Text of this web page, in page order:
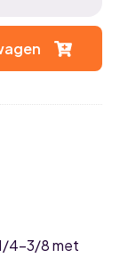
4-3/8 met